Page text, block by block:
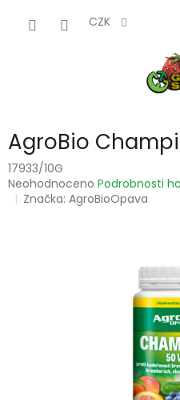
CZK
AgroBio
17933/10G
Průměrné
hodnocení
Neohodnoceno Podrobnosti
Značka:AgroBioOpava